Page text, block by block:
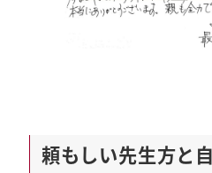
頼もしい先生方と